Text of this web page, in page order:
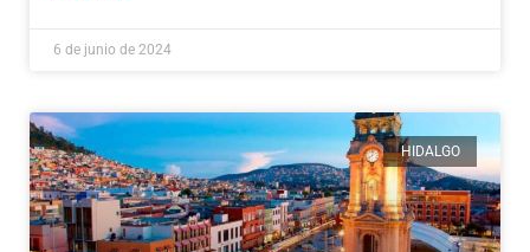
6 de junio de 2024
HIDALGO